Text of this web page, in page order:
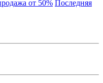
от 50% Последняя